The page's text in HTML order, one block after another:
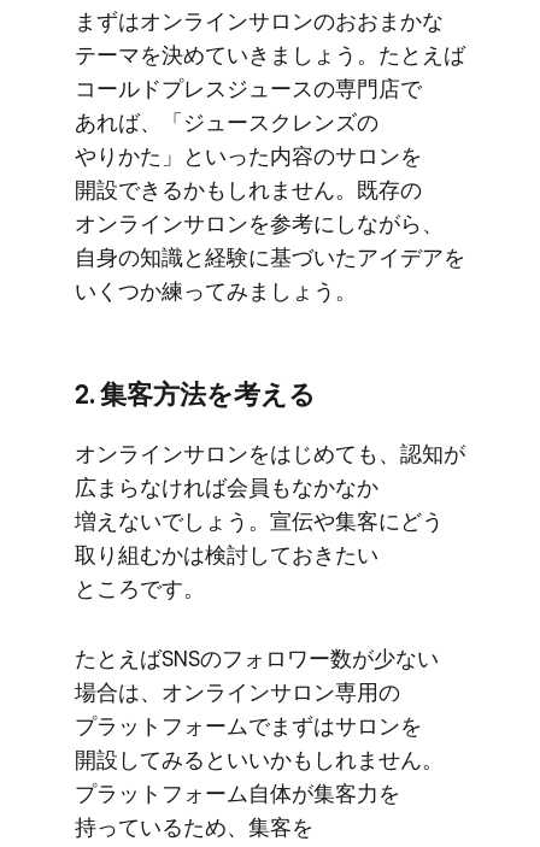
まずは​オンラインサロンの​おおまかな​
テーマを​決めて​いきましょう。​たとえば​
コールドプレスジュースの​専門店で​
あれば、​「ジュースクレンズの​
やりかた」と​いった​内容の​サロンを​
開設できるかもしれません。​既存の​
オンラインサロンを​参考にしながら、​
自身の​知識と​経験に​基づいた​アイデアを​
いく​つか​練ってみましょう。
2. 集客方​法を​考える
オンラインサロンを​はじめても、​認知が​
広まらなければ​会員も​なかなか​
増えないでしょう。​宣伝や​集客に​どう​
取り​組むかは​検討して​おきたい​
ところです。
た​とえば​SNSの​フォロワー数が​少ない​
場合は、​オンラインサロン専用の​
プラットフォームで​まずは​サロンを​
開設してみると​いいかもしれません。​
プラットフォーム自体が​集客力を​
持っている​ため、​集客を​